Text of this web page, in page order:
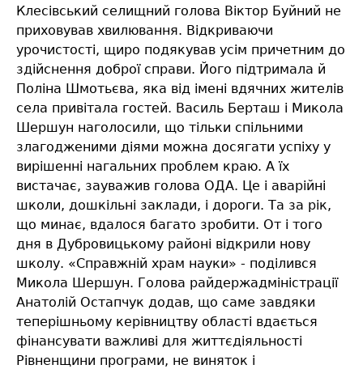
Клесівський селищний голова Віктор Буйний не
приховував хвилювання. Відкриваючи
урочистості, щиро подякував усім причетним до
здійснення доброї справи. Його підтримала й
Поліна Шмотьєва, яка від імені вдячних жителів
села привітала гостей. Василь Берташ і Микола
Шершун наголосили, що тільки спільними
злагодженими діями можна досягати успіху у
вирішенні нагальних проблем краю. А їх
вистачає, зауважив голова ОДА. Це і аварійні
школи, дошкільні заклади, і дороги. Та за рік,
що минає, вдалося багато зробити. От і того
дня в Дубровицькому районі відкрили нову
школу. «Справжній храм науки» - поділився
Микола Шершун. Голова райдержадміністрації
Анатолій Остапчук додав, що саме завдяки
теперішньому керівництву області вдається
фінансувати важливі для життєдіяльності
Рівненщини програми, не виняток і